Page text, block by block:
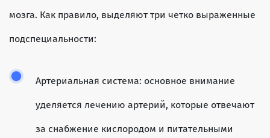
мозга. Как правило, выделяют три четко выраженные
подспециальности:
Артериальная система: основное внимание
уделяется лечению артерий, которые отвечают
за снабжение кислородом и питательными